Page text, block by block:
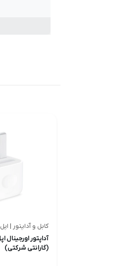
کابل و آداپتور | اپل
(گارانتی شرکتی)